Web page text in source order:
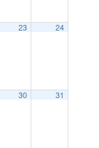
23 24
30 31